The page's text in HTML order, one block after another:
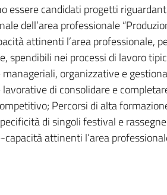
essere candidati progetti
dell’area professionale
attinenti l’area professionale,
spendibili nei processi di lavoro
organizzative e
di consolidare e
Percorsi di alta
di singoli festival e
attinenti l’area